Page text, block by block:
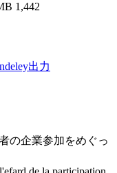
1,442
出力
の企業参加をめぐっ